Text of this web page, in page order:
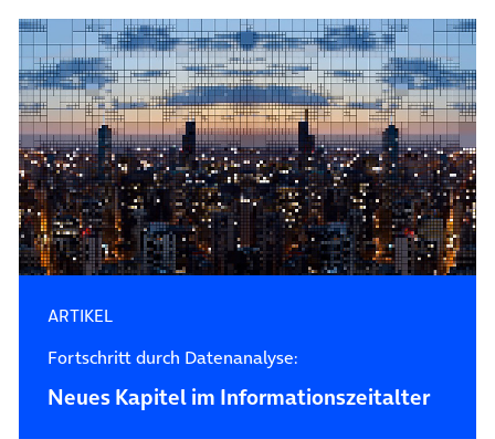
ARTIKEL
Fortschritt durch Datenanalyse:
Neues Kapitel im Informationszeitalter